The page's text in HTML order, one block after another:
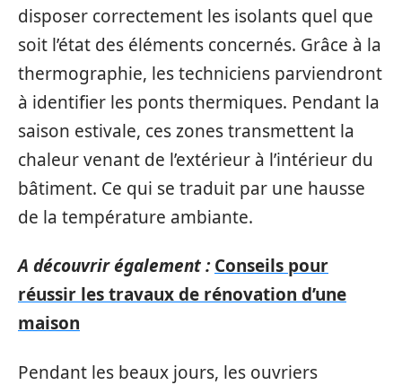
disposer correctement les isolants quel que
soit l’état des éléments concernés. Grâce à la
thermographie, les techniciens parviendront
à identifier les ponts thermiques. Pendant la
saison estivale, ces zones transmettent la
chaleur venant de l’extérieur à l’intérieur du
bâtiment. Ce qui se traduit par une hausse
de la température ambiante.
A découvrir également : Conseils pour
réussir les travaux de rénovation d’une
maison
Pendant les beaux jours, les ouvriers